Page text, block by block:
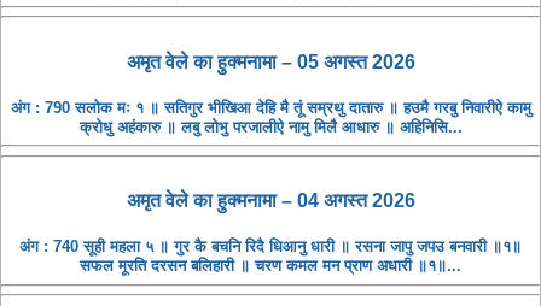
अमृत ​​वेले का हुक्मनामा – 05 अगस्त 2026
अंग : 790 सलोक मः १ ॥ सतिगुर भीखिआ देहि मै तूं सम्रथु दातारु ॥ हउमै गरबु निवारीऐ कामु
क्रोधु अहंकारु ॥ लबु लोभु परजालीऐ नामु मिलै आधारु ॥ अहिनिसि...
अमृत ​​वेले का हुक्मनामा – 04 अगस्त 2026
अंग : 740 सूही महला ५ ॥ गुर कै बचनि रिदै धिआनु धारी ॥ रसना जापु जपउ बनवारी ॥१॥
सफल मूरति दरसन बलिहारी ॥ चरण कमल मन प्राण अधारी ॥१॥...